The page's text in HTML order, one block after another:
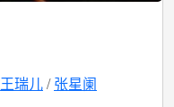
王瑞儿 张星阑